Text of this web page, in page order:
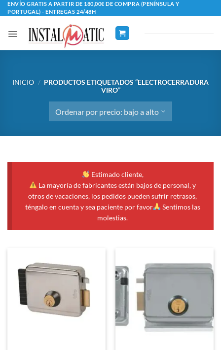
Saltar
al
contenido
ENVÍO GRATIS A PARTIR DE 180,00€ DE COMPRA (PENÍNSULA Y
PORTUGAL) - ENTREGAS 24/48H
INICIO / PRODUCTOS ETIQUETADOS “ELECTROCERRADURA
VIRO”
Estimado cliente,
La mayoría de fabricantes están bajos de personal, y
otros de vacaciones, los pedidos pueden sufrir retrasos,
téngalo en cuenta y sea paciente por favor
Sentimos las
molestias.